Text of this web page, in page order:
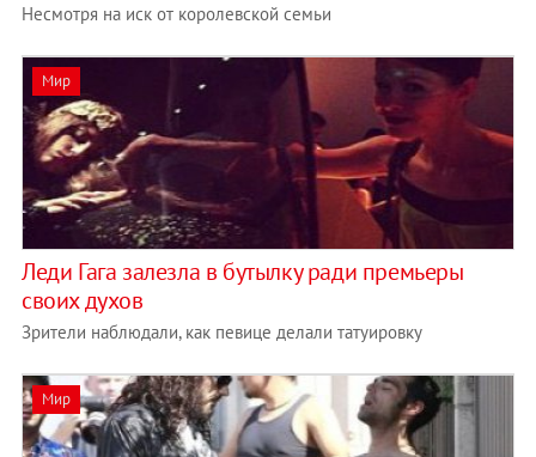
Несмотря на иск от королевской семьи
Мир
Леди Гага залезла в бутылку ради премьеры
своих духов
Зрители наблюдали, как певице делали татуировку
Мир